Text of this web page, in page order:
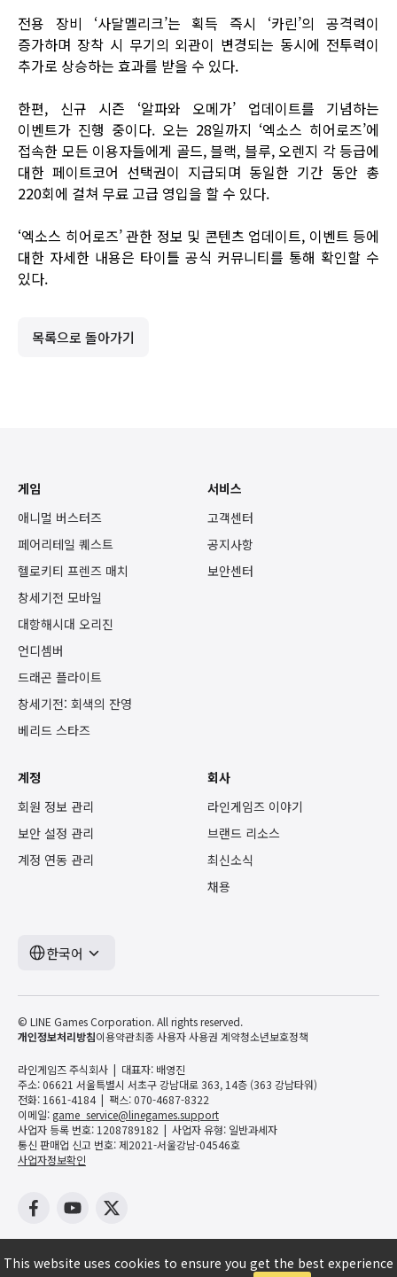
전용 장비 ‘사달멜리크’는 획득 즉시 ‘카린’의 공격력이
증가하며 장착 시 무기의 외관이 변경되는 동시에 전투력이
추가로 상승하는 효과를 받을 수 있다.
한편, 신규 시즌 ‘알파와 오메가’ 업데이트를 기념하는
이벤트가 진행 중이다. 오는 28일까지 ‘엑소스 히어로즈’에
접속한 모든 이용자들에게 골드, 블랙, 블루, 오렌지 각 등급에
대한 페이트코어 선택권이 지급되며 동일한 기간 동안 총
220회에 걸쳐 무료 고급 영입을 할 수 있다.
‘엑소스 히어로즈’ 관한 정보 및 콘텐츠 업데이트, 이벤트 등에
대한 자세한 내용은 타이틀 공식 커뮤니티를 통해 확인할 수
있다.
목록으로 돌아가기
게임
애니멀 버스터즈
페어리테일 퀘스트
헬로키티 프렌즈 매치
창세기전 모바일
대항해시대 오리진
언디셈버
드래곤 플라이트
창세기전: 회색의 잔영
베리드 스타즈
서비스
고객센터
공지사항
보안센터
계정
회원 정보 관리
보안 설정 관리
계정 연동 관리
회사
라인게임즈 이야기
브랜드 리소스
최신소식
채용
한국어
© LINE Games Corporation. All rights reserved.
개인정보처리방침이용약관최종 사용자 사용권 계약청소년보호정책
라인게임즈 주식회사
대표자: 배영진
주소: 06621 서울특별시 서초구 강남대로 363, 14층 (363 강남타워)
전화: 1661-4184
팩스: 070-4687-8322
이메일: game_service@linegames.support
사업자 등록 번호: 1208789182
사업자 유형: 일반과세자
통신 판매업 신고 번호: 제2021-서울강남-04546호
사업자정보확인
This website uses cookies to ensure you get the best experience